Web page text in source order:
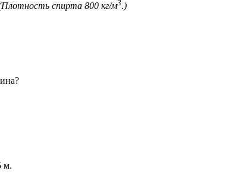
спирта 800 кг/м3.)
м.